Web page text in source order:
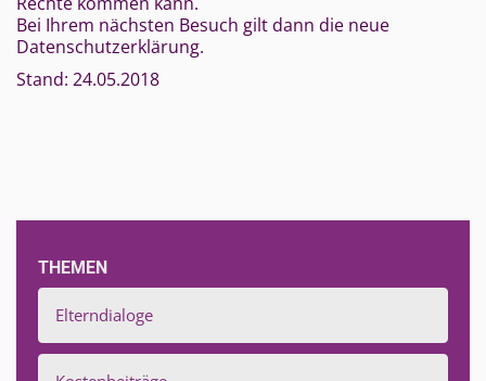
Bei Ihrem nächsten Besuch gilt dann die neue
Datenschutzerklärung.
Stand: 24.05.2018
THEMEN
Elterndialoge